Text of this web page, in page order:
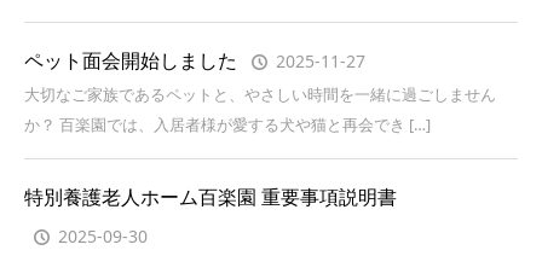
ペット面会開始しました 2025-11-27
大切なご家族であるペットと、やさしい時間を一緒に過ごしません
か？ 百楽園では、入居者様が愛する犬や猫と再会でき […]
特別養護老人ホーム百楽園 重要事項説明書
2025-09-30